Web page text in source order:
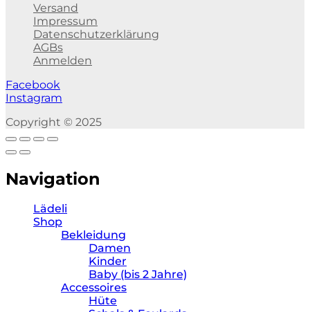
Versand
Impressum
Datenschutzerklärung
AGBs
Anmelden
Facebook
Instagram
Copyright © 2025
Navigation
Lädeli
Shop
Bekleidung
Damen
Kinder
Baby (bis 2 Jahre)
Accessoires
Hüte